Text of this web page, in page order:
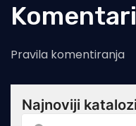
Komentari
Pravila komentiranja